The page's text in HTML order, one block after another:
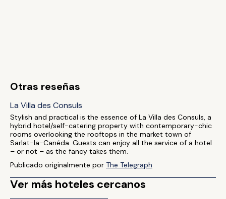
Otras reseñas
La Villa des Consuls
Stylish and practical is the essence of La Villa des Consuls, a
hybrid hotel/self-catering property with contemporary-chic
rooms overlooking the rooftops in the market town of
Sarlat-la-Canéda. Guests can enjoy all the service of a hotel
– or not – as the fancy takes them.
Publicado originalmente por The Telegraph
Ver más hoteles cercanos